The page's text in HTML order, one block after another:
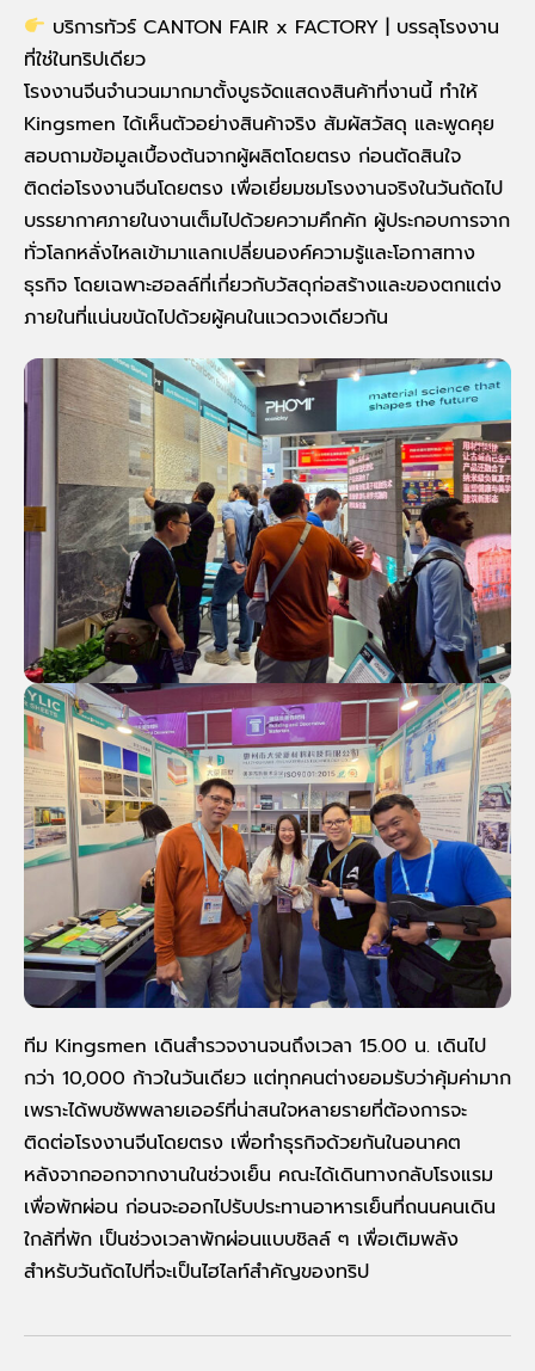
บริการทัวร์ CANTON FAIR x FACTORY | บรรลุโรงงาน
ที่ใช่ในทริปเดียว
โรงงานจีนจำนวนมากมาตั้งบูธจัดแสดงสินค้าที่งานนี้ ทำให้
Kingsmen ได้เห็นตัวอย่างสินค้าจริง สัมผัสวัสดุ และพูดคุย
สอบถามข้อมูลเบื้องต้นจากผู้ผลิตโดยตรง ก่อนตัดสินใจ
ติดต่อโรงงานจีนโดยตรง เพื่อเยี่ยมชมโรงงานจริงในวันถัดไป
บรรยากาศภายในงานเต็มไปด้วยความคึกคัก ผู้ประกอบการจาก
ทั่วโลกหลั่งไหลเข้ามาแลกเปลี่ยนองค์ความรู้และโอกาสทาง
ธุรกิจ โดยเฉพาะฮอลล์ที่เกี่ยวกับวัสดุก่อสร้างและของตกแต่ง
ภายในที่แน่นขนัดไปด้วยผู้คนในแวดวงเดียวกัน
ทีม Kingsmen เดินสำรวจงานจนถึงเวลา 15.00 น. เดินไป
กว่า 10,000 ก้าวในวันเดียว แต่ทุกคนต่างยอมรับว่าคุ้มค่ามาก
เพราะได้พบซัพพลายเออร์ที่น่าสนใจหลายรายที่ต้องการจะ
ติดต่อโรงงานจีนโดยตรง เพื่อทำธุรกิจด้วยกันในอนาคต
หลังจากออกจากงานในช่วงเย็น คณะได้เดินทางกลับโรงแรม
เพื่อพักผ่อน ก่อนจะออกไปรับประทานอาหารเย็นที่ถนนคนเดิน
ใกล้ที่พัก เป็นช่วงเวลาพักผ่อนแบบชิลล์ ๆ เพื่อเติมพลัง
สำหรับวันถัดไปที่จะเป็นไฮไลท์สำคัญของทริป